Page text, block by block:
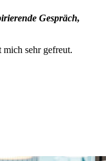
Gespräch,
sehr gefreut.